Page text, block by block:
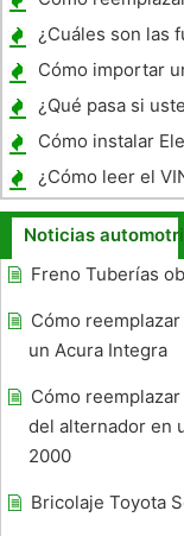
¿Cuáles son las
arranque de
Cómo importar
Canadá
¿Qué pasa si
premium en un
de deportes?
Cómo instalar
¿Cómo leer el
Noticias
Freno Tuberías
Cómo
un Acura Integra
Cómo
del alternador en
2000
Bricolaje Toyota